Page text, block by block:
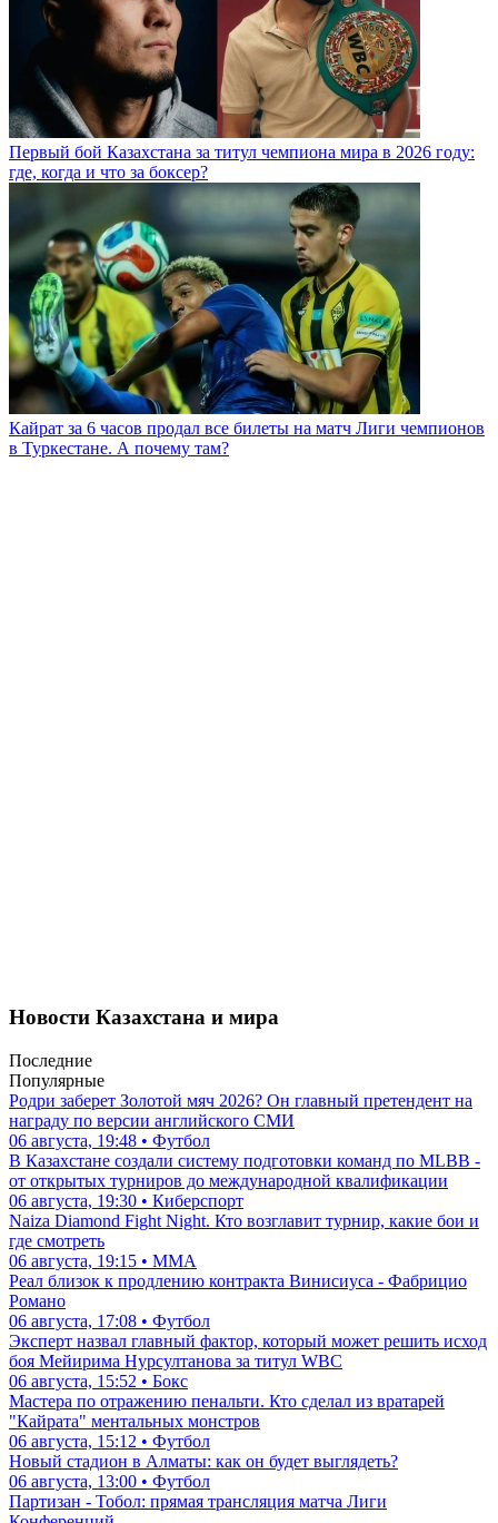
Первый бой Казахстана за титул чемпиона мира в 2026 году:
где, когда и что за боксер?
Кайрат за 6 часов продал все билеты на матч Лиги чемпионов
в Туркестане. А почему там?
Новости Казахстана и мира
Последние
Популярные
Родри заберет Золотой мяч 2026? Он главный претендент на
награду по версии английского СМИ
06 августа, 19:48 • Футбол
В Казахстане создали систему подготовки команд по MLBB -
от открытых турниров до международной квалификации
06 августа, 19:30 • Киберспорт
Naiza Diamond Fight Night. Кто возглавит турнир, какие бои и
где смотреть
06 августа, 19:15 • ММА
Реал близок к продлению контракта Винисиуса - Фабрицио
Романо
06 августа, 17:08 • Футбол
Эксперт назвал главный фактор, который может решить исход
боя Мейирима Нурсултанова за титул WBC
06 августа, 15:52 • Бокс
Мастера по отражению пенальти. Кто сделал из вратарей
"Кайрата" ментальных монстров
06 августа, 15:12 • Футбол
Новый стадион в Алматы: как он будет выглядеть?
06 августа, 13:00 • Футбол
Партизан - Тобол: прямая трансляция матча Лиги